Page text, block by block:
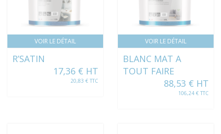
VOIR LE DÉTAIL
R’SATIN
17,36 € HT
20,83 € TTC
VOIR LE DÉTAIL
BLANC MAT A
TOUT FAIRE
88,53 € HT
106,24 € TTC